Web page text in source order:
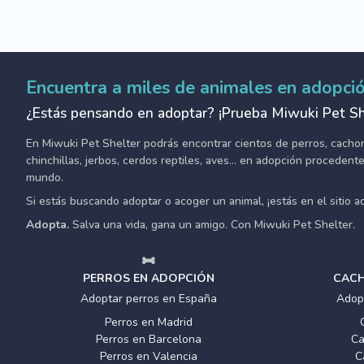
Encuentra a miles de animales en
¿Estás pensando en adoptar? ¡Prueba Miwuki Pet
En Miwuki Pet Shelter podrás encontrar cientos de perros,
chinchillas, jerbos, cerdos reptiles, aves... en adopción
mundo.
Si estás buscando adoptar o acoger un animal, ¡estás en el sitio
Adopta. Salva una vida, gana un amigo. Con Miwuki Pet Shelter.
PERROS EN ADOPCIÓN
Adoptar perros en España
Perros en Madrid
Perros en Barcelona
Perros en Valencia